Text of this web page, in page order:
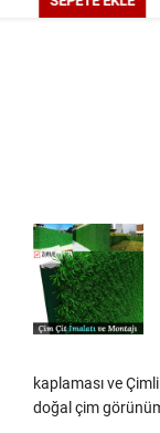
kaplaması ve
doğal çim